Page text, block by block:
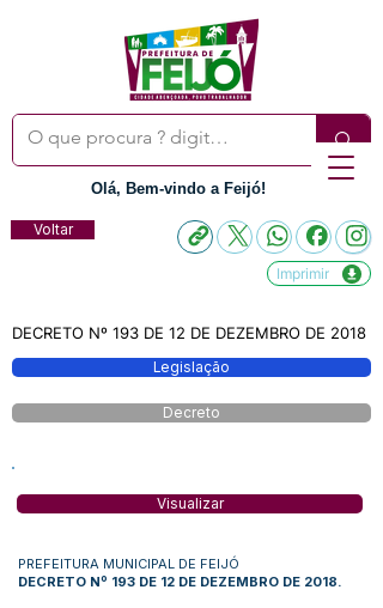
Olá, Bem-vindo a Feijó!
Voltar
Imprimir
DECRETO Nº 193 DE 12 DE DEZEMBRO DE 2018
Legislação
Decreto
Visualizar
PREFEITURA MUNICIPAL DE FEIJÓ
DECRETO Nº 193 DE 12 DE DEZEMBRO DE 2018.